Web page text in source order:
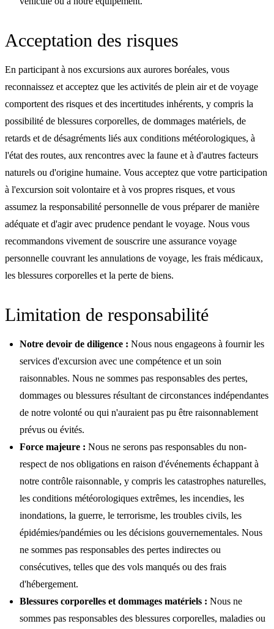
Acceptation des risques
En participant à nos excursions aux aurores boréales, vous
reconnaissez et acceptez que les activités de plein air et de voyage
comportent des risques et des incertitudes inhérents, y compris la
possibilité de blessures corporelles, de dommages matériels, de
retards et de désagréments liés aux conditions météorologiques, à
l'état des routes, aux rencontres avec la faune et à d'autres facteurs
naturels ou d'origine humaine. Vous acceptez que votre participation
à l'excursion soit volontaire et à vos propres risques, et vous
assumez la responsabilité personnelle de vous préparer de manière
adéquate et d'agir avec prudence pendant le voyage. Nous vous
recommandons vivement de souscrire une assurance voyage
personnelle couvrant les annulations de voyage, les frais médicaux,
les blessures corporelles et la perte de biens.
Limitation de responsabilité
Notre devoir de diligence : Nous nous engageons à fournir les
services d'excursion avec une compétence et un soin
raisonnables. Nous ne sommes pas responsables des pertes,
dommages ou blessures résultant de circonstances indépendantes
de notre volonté ou qui n'auraient pas pu être raisonnablement
prévus ou évités.
Force majeure : Nous ne serons pas responsables du non-
respect de nos obligations en raison d'événements échappant à
notre contrôle raisonnable, y compris les catastrophes naturelles,
les conditions météorologiques extrêmes, les incendies, les
inondations, la guerre, le terrorisme, les troubles civils, les
épidémies/pandémies ou les décisions gouvernementales. Nous
ne sommes pas responsables des pertes indirectes ou
consécutives, telles que des vols manqués ou des frais
d'hébergement.
Blessures corporelles et dommages matériels : Nous ne
sommes pas responsables des blessures corporelles, maladies ou